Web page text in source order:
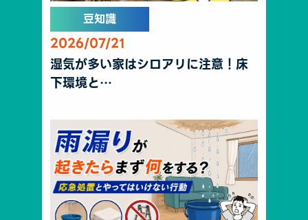
豆知識
2026/07/21
湿気が多い家はシロアリに注意！床
下環境と…